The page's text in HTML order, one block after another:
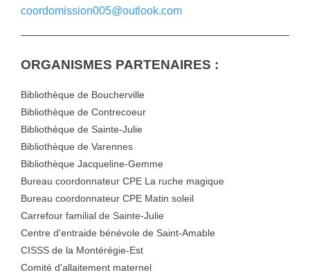
coordomission005@outlook.com
ORGANISMES PARTENAIRES :
Bibliothèque de Boucherville
Bibliothèque de Contrecoeur
Bibliothèque de Sainte-Julie
Bibliothèque de Varennes
Bibliothèque Jacqueline-Gemme
Bureau coordonnateur CPE La ruche magique
Bureau coordonnateur CPE Matin soleil
Carrefour familial de Sainte-Julie
Centre d'entraide bénévole de Saint-Amable
CISSS de la Montérégie-Est
Comité d'allaitement maternel